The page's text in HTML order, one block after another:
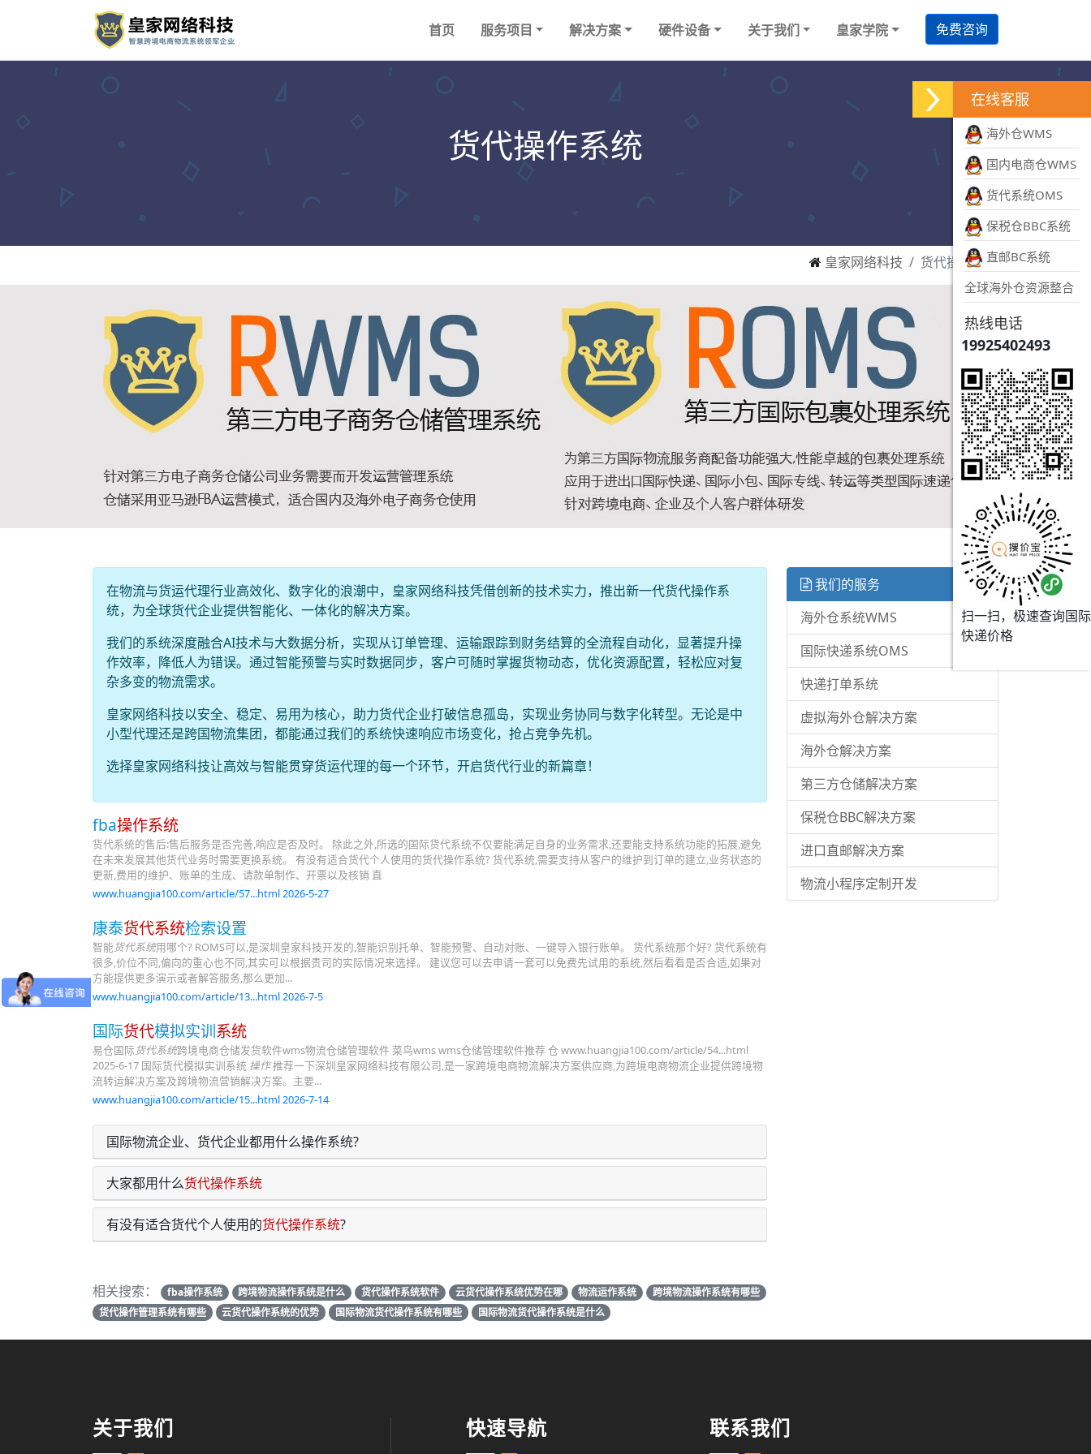
首页 服务项目 解决方案 硬件设备 关于我们 皇家学院 免费咨询
货代操作系统
皇家网络科技 货代操作系统
在物流与货运代理行业高效化、数字化的浪潮中，皇家网络科技凭借创新的技术实力，推出新一代货代操作系
统，为全球货代企业提供智能化、一体化的解决方案。
我们的系统深度融合AI技术与大数据分析，实现从订单管理、运输跟踪到财务结算的全流程自动化，显著提升操
作效率，降低人为错误。通过智能预警与实时数据同步，客户可随时掌握货物动态，优化资源配置，轻松应对复
杂多变的物流需求。
皇家网络科技以安全、稳定、易用为核心，助力货代企业打破信息孤岛，实现业务协同与数字化转型。无论是中
小型代理还是跨国物流集团，都能通过我们的系统快速响应市场变化，抢占竞争先机。
选择皇家网络科技让高效与智能贯穿货运代理的每一个环节，开启货代行业的新篇章！
fba操作系统
货代系统的售后:售后服务是否完善,响应是否及时。 除此之外,所选的国际货代系统不仅要能满足自身的业务需求,还要能支持系统功能的拓展,避免
在未来发展其他货代业务时需要更换系统。 有没有适合货代个人使用的货代操作系统? 货代系统,需要支持从客户的维护到订单的建立,业务状态的
更新,费用的维护、账单的生成、请款单制作、开票以及核销 直
www.huangjia100.com/article/57...html 2026-5-27
康泰货代系统检索设置
智能 货代系统用哪个? ROMS可以,是深圳皇家科技开发的,智能识别托单、智能预警、自动对账、一键导入银行账单。 货代系统那个好? 货代系统有
很多,价位不同,偏向的重心也不同,其实可以根据贵司的实际情况来选择。 建议您可以去申请一套可以免费先试用的系统,然后看看是否合适,如果对
方能提供更多演示或者解答服务,那么更加...
www.huangjia100.com/article/13...html 2026-7-5
国际货代模拟实训系统
易仓国际 货代系统跨境电商仓储发货软件wms物流仓储管理软件 菜鸟wms wms仓储管理软件推荐 仓 www.huangjia100.com/article/54...html
2025-6-17 国际货代模拟实训系统 操作推荐一下深圳皇家网络科技有限公司,是一家跨境电商物流解决方案供应商,为跨境电商物流企业提供跨境物
流转运解决方案及跨境物流营销解决方案。主要...
www.huangjia100.com/article/15...html 2026-7-14
国际物流企业、货代企业都用什么操作系统?
大家都用什么货代操作系统
有没有适合货代个人使用的货代操作系统?
相关搜索： fba操作系统 跨境物流操作系统是什么 货代操作系统软件 云货代操作系统优势在哪 物流运作系统
跨境物流操作系统有哪些
货代操作管理系统有哪些
云货代操作系统的优势 国际物流货代操作系统有哪些 国际物流货代操作系统是什么
我们的服务
海外仓系统WMS
国际快递系统OMS
快递打单系统
虚拟海外仓解决方案
海外仓解决方案
第三方仓储解决方案
保税仓BBC解决方案
进口直邮解决方案
物流小程序定制开发
关于我们 快速导航 联系我们
在线客服
海外仓WMS
国内电商仓WMS
货代系统OMS
保税仓BBC系统
直邮BC系统
全球海外仓资源整合
热线电话
19925402493
扫一扫，极速查询国际
快递价格